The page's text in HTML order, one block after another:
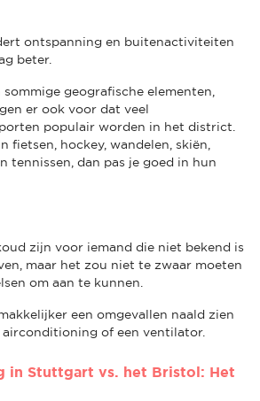
ontspanning en buitenactiviteiten
beter.
geografische elementen,
er ook voor dat veel
populair worden in het district.
fietsen, hockey, wandelen, skiën,
tennissen, dan pas je goed in hun
zijn voor iemand die niet bekend is
maar het zou niet te zwaar moeten
om aan te kunnen.
een omgevallen naald zien
airconditioning of een ventilator.
in Stuttgart vs. het Bristol: Het